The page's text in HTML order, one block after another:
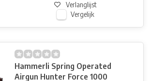
Verlanglijst
Vergelijk
Hammerli Spring Operated
Airgun Hunter Force 1000